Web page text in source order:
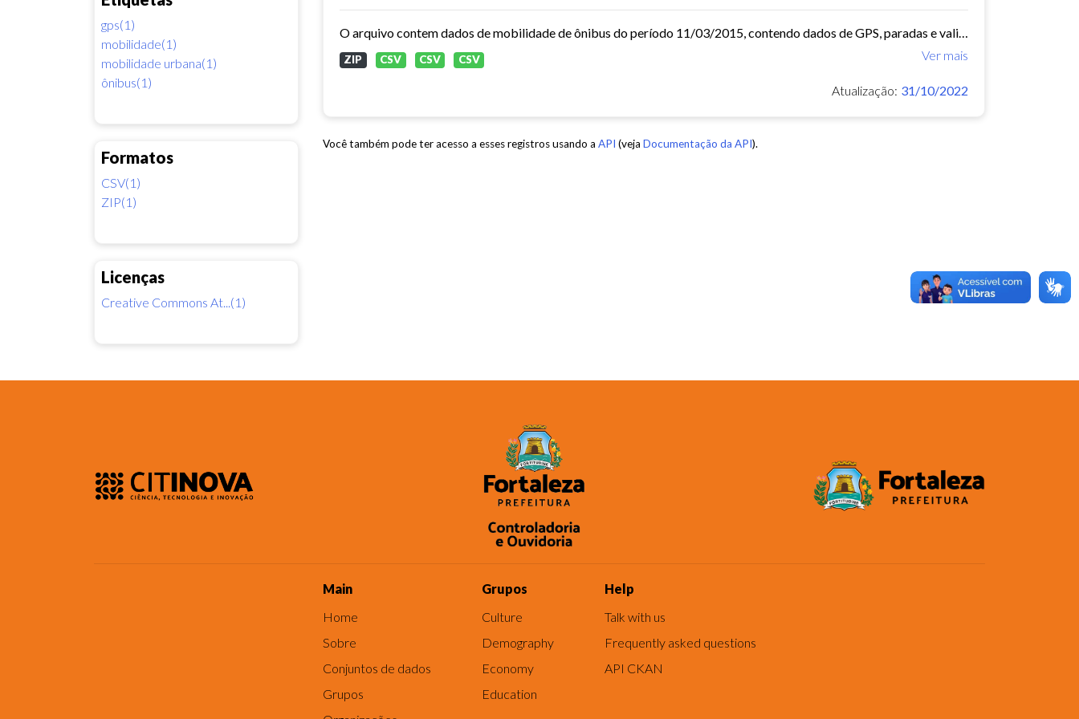
gps(1)
mobilidade(1)
mobilidade urbana(1)
ônibus(1)
Formatos
CSV(1)
ZIP(1)
Licenças
Creative Commons At...(1)
O arquivo contem dados de mobilidade de ônibus do período 11/03/2015, contendo dados de GPS, paradas e validação.
Ver mais
ZIP CSV CSV CSV
Atualização: 31/10/2022
Você também pode ter acesso a esses registros usando a API (veja Documentação da API).
Main
Home
Sobre
Conjuntos de dados
Grupos
Grupos
Culture
Demography
Economy
Education
Help
Talk with us
Frequently asked questions
API CKAN